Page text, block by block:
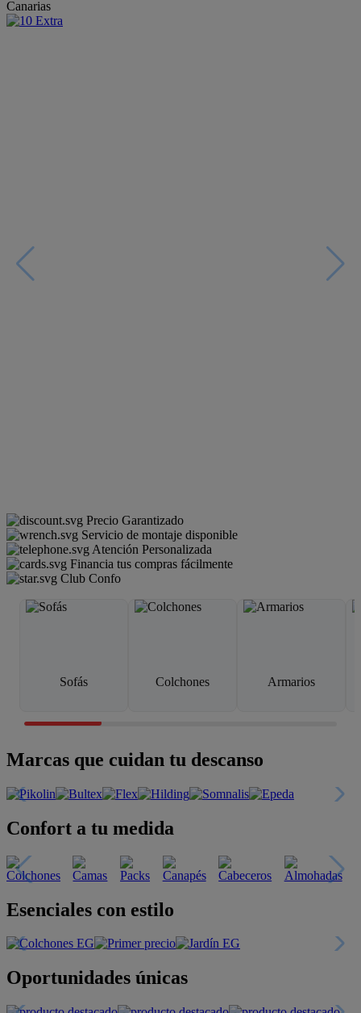
Canarias
Precio Garantizado
Servicio de montaje disponible
Atención Personalizada
Financia tus compras fácilmente
Club Confo
Sofás Colchones Armarios
Marcas que cuidan tu descanso
Confort a tu medida
Esenciales con estilo
Oportunidades únicas